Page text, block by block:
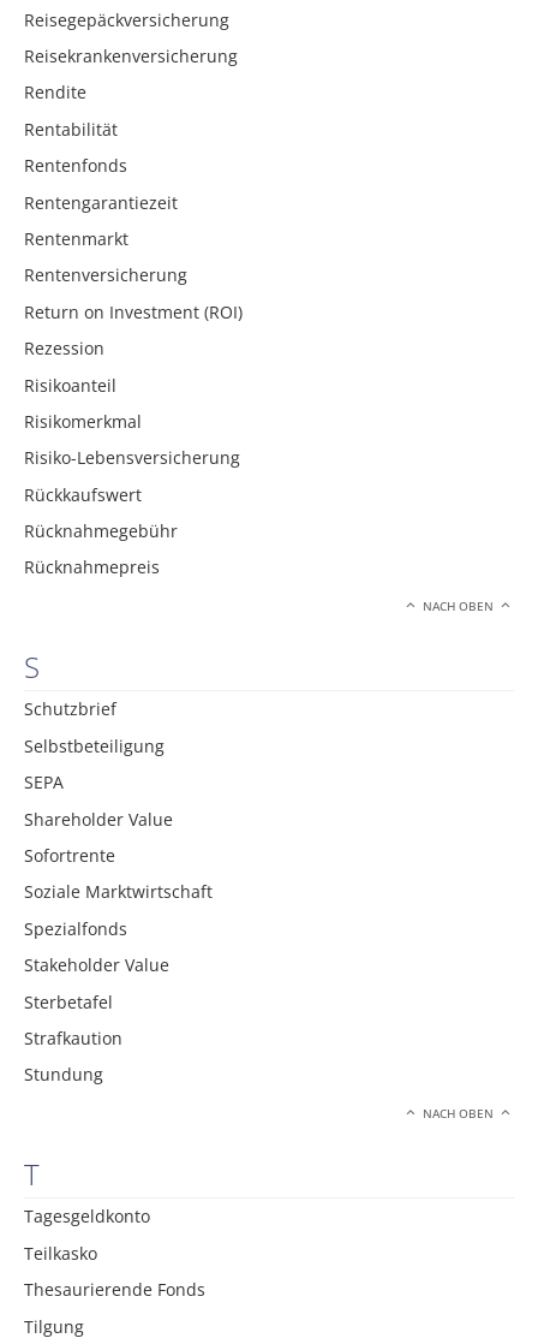
Reisegepäckversicherung
Reisekrankenversicherung
Rendite
Rentabilität
Rentenfonds
Rentengarantiezeit
Rentenmarkt
Rentenversicherung
Return on Investment (ROI)
Rezession
Risikoanteil
Risikomerkmal
Risiko-Lebensversicherung
Rückkaufswert
Rücknahmegebühr
Rücknahmepreis
NACH OBEN
S
Schutzbrief
Selbstbeteiligung
SEPA
Shareholder Value
Sofortrente
Soziale Marktwirtschaft
Spezialfonds
Stakeholder Value
Sterbetafel
Strafkaution
Stundung
NACH OBEN
T
Tagesgeldkonto
Teilkasko
Thesaurierende Fonds
Tilgung